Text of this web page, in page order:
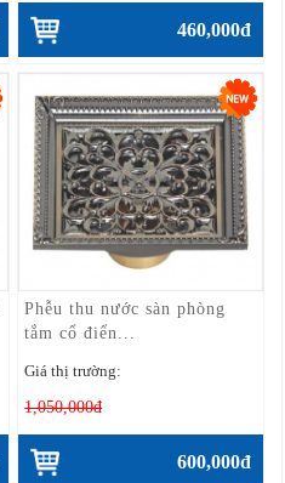
460,000đ
Phễu thu nước sàn phòng
tắm cổ điển...
Giá thị trường:
1,050,000đ
600,000đ